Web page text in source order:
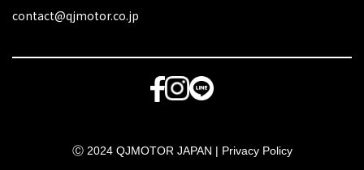
contact@qjmotor.co.jp
Ⓒ 2024 QJMOTOR JAPAN | Privacy Policy